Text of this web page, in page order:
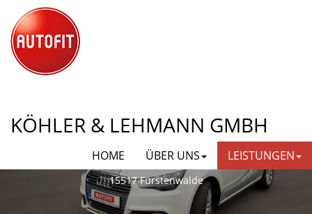
KÖHLER & LEHMANN GMBH
HOME ÜBER UNS LEISTUNGEN
AUTOFIT KÖHLER & LEHMANN
GMBH
15517 Fürstenwalde